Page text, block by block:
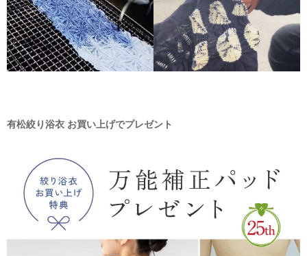
有松絞り浴衣 お買い上げでプレゼント